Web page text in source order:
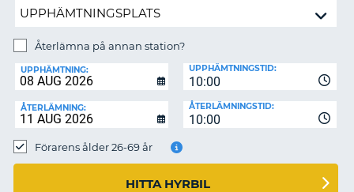
SVERIGE
Återlämna på annan station?
UPPHÄMTNING:
10:00
UPPHÄMTNINGSTID:
ÅTERLÄMNING:
10:00
ÅTERLÄMNINGSTID:
Förarens ålder 26-69 år
HITTA HYRBIL